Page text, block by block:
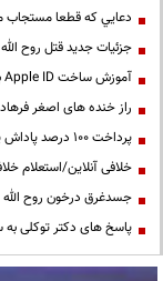
دعايي كه قطعا
جزئیات جدید قتل روح
آموزش ساخت Apple ID برای کاربران ایرانی
راز خنده های اصغر
پرداخت ۱۰۰ درصد پاداش پایان خدمت فرهنگیان
خلافی آنلاین/استعلام
جسدغرق درخون روح
پاسخ های دکتر توکلی به